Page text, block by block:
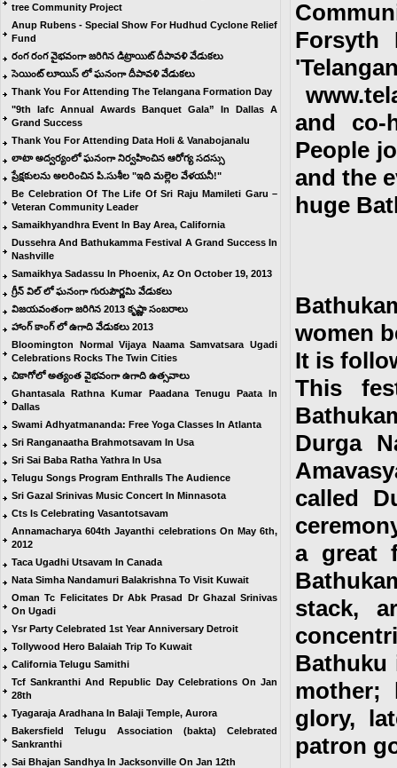
tree Community Project
Anup Rubens - Special Show For Hudhud Cyclone Relief
Fund
రంగ రంగ వైభవంగా జరిగిన డిట్రాయిట్ దీపావళి వేడుకలు
సెయింట్ లూయిస్ లో ఘనంగా దీపావళి వేడుకలు
Thank You For Attending The Telangana Formation Day
"9th Iafc Annual Awards Banquet Gala” In Dallas A
Grand Success
Thank You For Attending Data Holi & Vanabojanalu
లాటా అద్వర్యంలో ఘనంగా నిర్వహించిన ఆరోగ్య సదస్సు
ప్రేక్షకులను అలరించిన పి.సుశీల "ఇది మల్లెల వేళయనీ!"
Be Celebration Of The Life Of Sri Raju Mamileti Garu –
Veteran Community Leader
Samaikhyandhra Event In Bay Area, California
Dussehra And Bathukamma Festival A Grand Success In
Nashville
Samaikhya Sadassu In Phoenix, Az On October 19, 2013
గ్రీన్ విల్ లో ఘనంగా గురుపౌర్ణమి వేడుకలు
విజయవంతంగా జరిగిన 2013 కృష్ణా సంబరాలు
హాంగ్ కాంగ్ లో ఉగాది వేడుకలు 2013
Bloomington Normal Vijaya Naama Samvatsara Ugadi
Celebrations Rocks The Twin Cities
చికాగోలో అత్యంత వైభవంగా ఉగాది ఉత్సవాలు
Ghantasala Rathna Kumar Paadana Tenugu Paata In
Dallas
Swami Adhyatmananda: Free Yoga Classes In Atlanta
Sri Ranganaatha Brahmotsavam In Usa
Sri Sai Baba Ratha Yathra In Usa
Telugu Songs Program Enthralls The Audience
Sri Gazal Srinivas Music Concert In Minnasota
Cts Is Celebrating Vasantotsavam
Annamacharya 604th Jayanthi celebrations On May 6th,
2012
Taca Ugadhi Utsavam In Canada
Nata Simha Nandamuri Balakrishna To Visit Kuwait
Oman Tc Felicitates Dr Abk Prasad Dr Ghazal Srinivas
On Ugadi
Ysr Party Celebrated 1st Year Anniversary Detroit
Tollywood Hero Balaiah Trip To Kuwait
California Telugu Samithi
Tcf Sankranthi And Republic Day Celebrations On Jan
28th
Tyagaraja Aradhana In Balaji Temple, Aurora
Bakersfield Telugu Association (bakta) Celebrated
Sankranthi
Sai Bhajan Sandhya In Jacksonville On Jan 12th
Forsyth
and co-
People
and the
huge
women
It is
This
Durga
called
a great
stack,
Bathuku
mother;
glory,
patron